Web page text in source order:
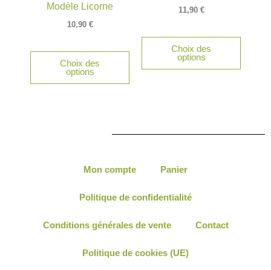
Modèle Licorne
10,90 €
Choix des
options
11,90 €
Choix des
options
Mon compte Panier
Politique de confidentialité
Conditions générales de vente Contact
Politique de cookies (UE)